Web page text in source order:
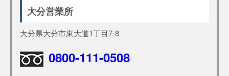
大分営業所
大分県大分市東大道1丁目7-8
0800-111-0508